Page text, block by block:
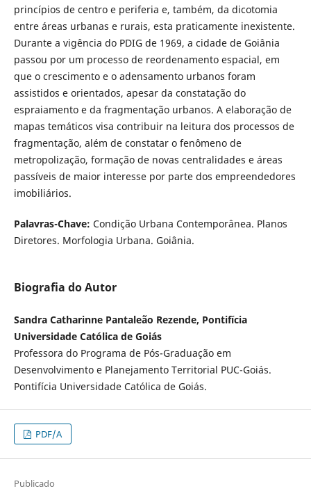
princípios de centro e periferia e, também, da dicotomia
entre áreas urbanas e rurais, esta praticamente inexistente.
Durante a vigência do PDIG de 1969, a cidade de Goiânia
passou por um processo de reordenamento espacial, em
que o crescimento e o adensamento urbanos foram
assistidos e orientados, apesar da constatação do
espraiamento e da fragmentação urbanos. A elaboração de
mapas temáticos visa contribuir na leitura dos processos de
fragmentação, além de constatar o fenômeno de
metropolização, formação de novas centralidades e áreas
passíveis de maior interesse por parte dos empreendedores
imobiliários.
Palavras-Chave: Condição Urbana Contemporânea. Planos
Diretores. Morfologia Urbana. Goiânia.
Biografia do Autor
Sandra Catharinne Pantaleão Rezende, Pontifícia
Universidade Católica de Goiás
Professora do Programa de Pós-Graduação em
Desenvolvimento e Planejamento Territorial PUC-Goiás.
Pontifícia Universidade Católica de Goiás.
PDF/A
Publicado